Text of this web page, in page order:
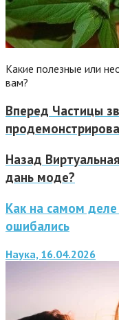
Какие полезные или
вам?
Вперед Частицы
Назад
дань моде?
Как на самом
ошибались
Наука, 16.04.2026